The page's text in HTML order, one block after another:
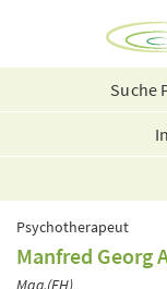
Suche
Psychotherapeut
Manfred Georg
Mag.(FH)